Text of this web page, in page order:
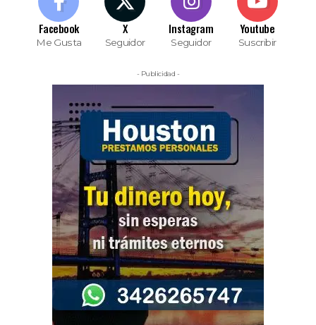
Facebook
Me Gusta
X
Seguidor
Instagram
Seguidor
Youtube
Suscribir
- Publicidad -